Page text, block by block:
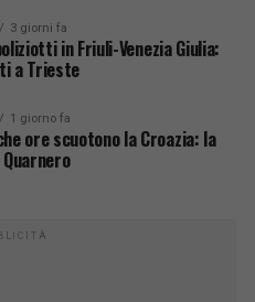
3 giorni fa
in Friuli-Venezia Giulia:
a Trieste
1 giorno fa
ore scuotono la Croazia: la